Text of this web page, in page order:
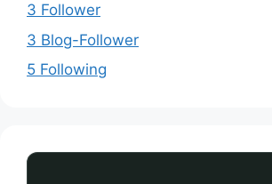
3 Follower
3 Blog-Follower
5 Following